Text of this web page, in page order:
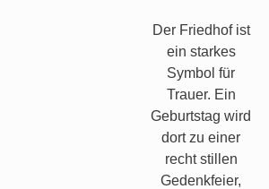
Der Friedhof ist
ein starkes
Symbol für
Trauer. Ein
Geburtstag wird
dort zu einer
recht stillen
Gedenkfeier,